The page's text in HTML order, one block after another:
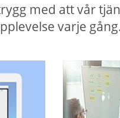
med att vår
varje gång.